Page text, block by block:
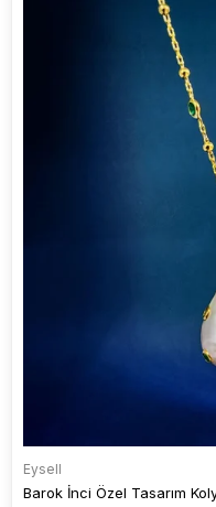
Eysell
Barok İnci Özel Tasarım